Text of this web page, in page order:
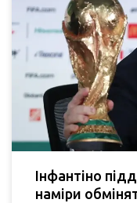
Інфантіно
наміри